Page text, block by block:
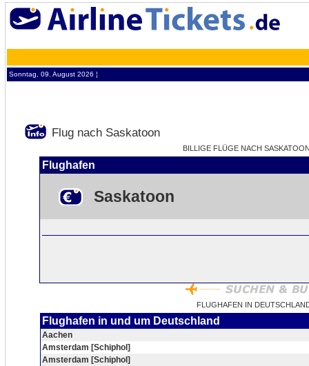
Sonntag, 09. August 2026 ¦
Flug nach Saskatoon
BILLIGE FLÜGE NACH
Flughafen
Saskatoon
FLUGHAFEN IN
Flughafen in und um Deutschland
Aachen
Amsterdam [Schiphol]
Amsterdam [Schiphol]